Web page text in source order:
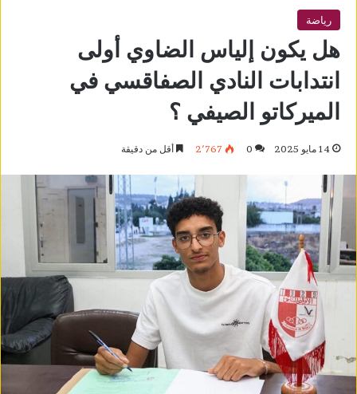
رياضة
هل يكون إلياس الضاوي أولى
انتدابات النادي الصفاقسي في
الميركاتو الصيفي ؟
14 مايو 2025 0 2٬767 أقل من دقيقة